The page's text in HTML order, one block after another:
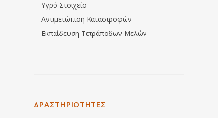
Υγρό Στοιχείο
Αντιμετώπιση Καταστροφών
Εκπαίδευση Τετράποδων Μελών
ΔΡΑΣΤΗΡΙΌΤΗΤΕΣ